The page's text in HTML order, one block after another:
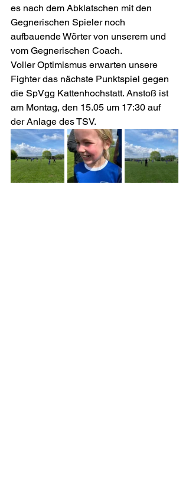
es nach dem Abklatschen mit den
Gegnerischen Spieler noch
aufbauende Wörter von unserem und
vom Gegnerischen Coach.
Voller Optimismus erwarten unsere
Fighter das nächste Punktspiel gegen
die SpVgg Kattenhochstatt. Anstoß ist
am Montag, den 15.05 um 17:30 auf
der Anlage des TSV.